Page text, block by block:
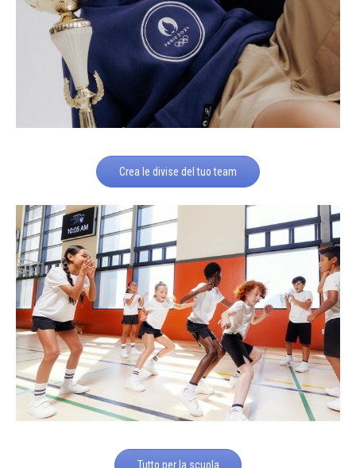
Crea le divise del tuo team
Tutto per la scuola